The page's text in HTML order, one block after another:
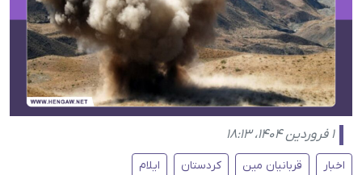
۱ فروردین ۱۴۰۴، ۱۸:۱۳
اخبار قربانیان مین کردستان ایلام